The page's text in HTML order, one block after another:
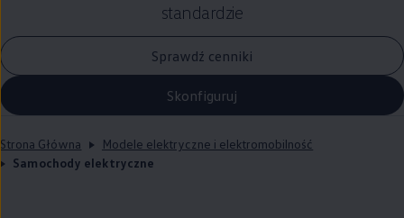
standardzie
Sprawdź cenniki
Skonfiguruj
Strona Główna
Modele elektryczne i elektromobilność
Samochody elektryczne